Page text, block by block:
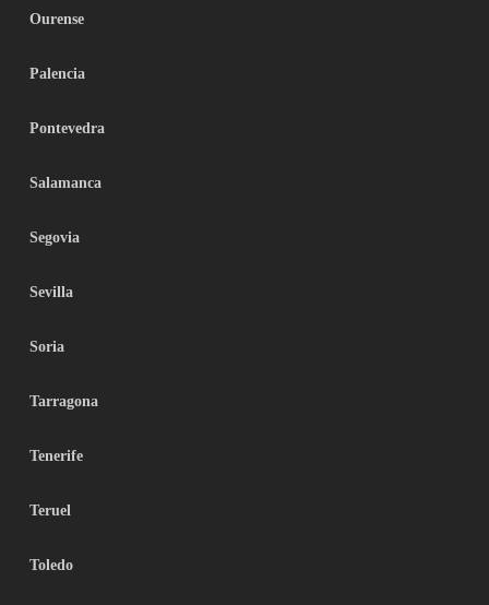
Ourense
Palencia
Pontevedra
Salamanca
Segovia
Sevilla
Soria
Tarragona
Tenerife
Teruel
Toledo